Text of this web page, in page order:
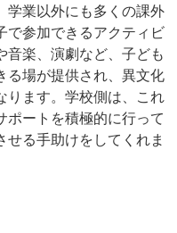
学業以外にも多くの課外
で参加できるアクティビ
音楽、演劇など、子ども
る場が提供され、異文化
ります。学校側は、これ
ポートを積極的に行って
る手助けをしてくれま